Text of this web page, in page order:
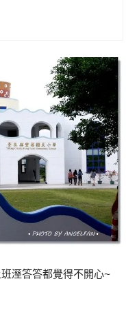
溼答答都覺得不開心~